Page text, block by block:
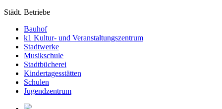
Städt. Betriebe
Bauhof
k1 Kultur- und Veranstaltungszentrum
Stadtwerke
Musikschule
Stadtbücherei
Kindertagesstätten
Schulen
Jugendzentrum